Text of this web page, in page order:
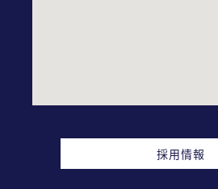
採用情報